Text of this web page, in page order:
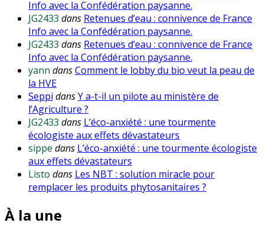
Info avec la Confédération paysanne.
JG2433 dans Retenues d’eau : connivence de France
Info avec la Confédération paysanne.
JG2433 dans Retenues d’eau : connivence de France
Info avec la Confédération paysanne.
yann dansComment le lobby du bio veut la peau de
la HVE
Seppi dansY a-t-il un pilote au ministère de
l’Agriculture ?
JG2433 dans L’éco-anxiété : une tourmente
écologiste aux effets dévastateurs
sippe dans L’éco-anxiété : une tourmente écologiste
aux effets dévastateurs
Listo dans Les NBT : solution miracle pour
remplacer les produits phytosanitaires ?
À la une